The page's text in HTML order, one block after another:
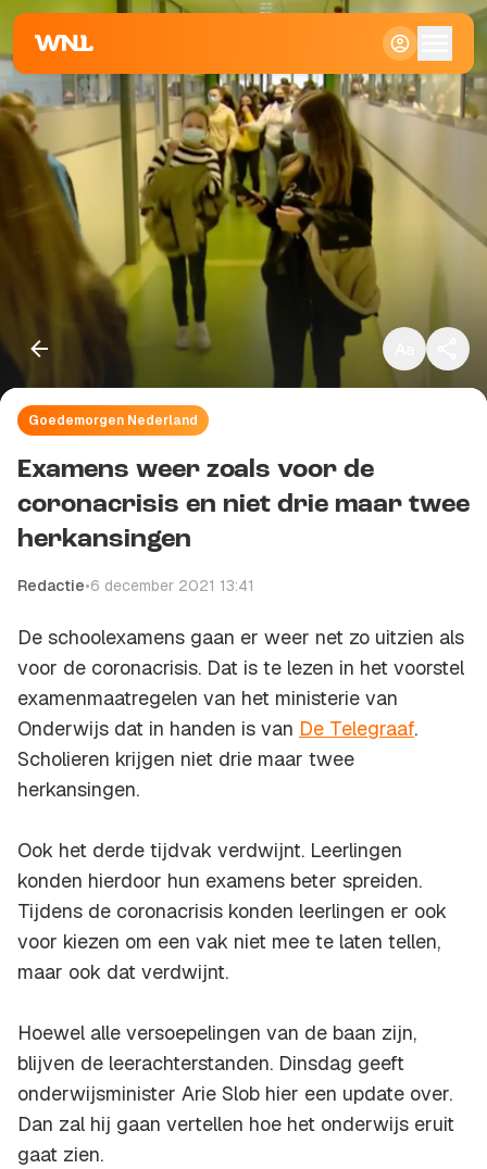
Klein
Standaard
Groot
Goedemorgen Nederland
Examens weer zoals voor de
coronacrisis en niet drie maar twee
herkansingen
Redactie•6 december 2021 13:41
De schoolexamens gaan er weer net zo uitzien als
voor de coronacrisis. Dat is te lezen in het voorstel
examenmaatregelen van het ministerie van
Onderwijs dat in handen is van De Telegraaf.
Scholieren krijgen niet drie maar twee
herkansingen.
Ook het derde tijdvak verdwijnt. Leerlingen
konden hierdoor hun examens beter spreiden.
Tijdens de coronacrisis konden leerlingen er ook
voor kiezen om een vak niet mee te laten tellen,
maar ook dat verdwijnt.
Hoewel alle versoepelingen van de baan zijn,
blijven de leerachterstanden. Dinsdag geeft
onderwijsminister Arie Slob hier een update over.
Dan zal hij gaan vertellen hoe het onderwijs eruit
gaat zien.